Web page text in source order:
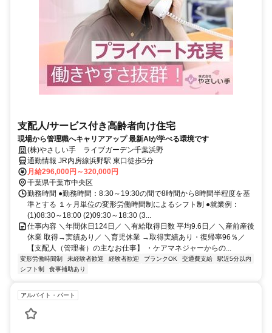
支配人/サービス付き高齢者向け住宅
現場から管理職へキャリアアップ 最新AIが学べる環境です
(株)やさしい手 ライブガーデン千葉浜野
通勤情報 JR内房線浜野駅 東口徒歩5分
月給296,000円～320,000円
千葉県千葉市中央区
勤務時間 ●勤務時間：8:30～19:30の間で8時間から8時間半程度を基
準とする １ヶ月単位の変形労働時間制によるシフト制 ●就業例：
(1)08:30～18:00 (2)09:30～18:30 (3...
仕事内容 ＼年間休日124日／ ＼有給取得日数 平均9.6日／ ＼産前産後
休業 取得→実績あり／ ＼育児休業 →取得実績あり・復帰率96％／
【支配人（管理者）の主なお仕事】 ・ケアマネジャーからの...
変形労働時間制 未経験者歓迎 経験者歓迎 ブランクOK 交通費支給
駅近5分以内
シフト制
食事補助あり
アルバイト・パート